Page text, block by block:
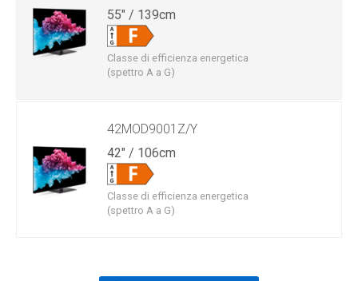
55" / 139cm
Classe di efficienza energetica
(spettro A a G)
42MOD9001Z/Y
42" / 106cm
Classe di efficienza energetica
(spettro A a G)